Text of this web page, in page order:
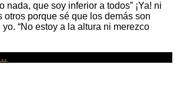
nada, que soy inferior a todos” ¡Ya! ni
otros porque sé que los demás son
“No estoy a la altura ni merezco